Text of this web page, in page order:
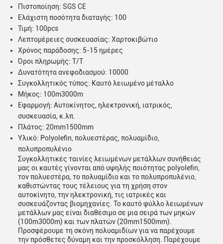
Πιστοποίηση: SGS CE
Ελάχιστη ποσότητα διαταγής: 100
Τιμή: 100pcs
Λεπτομέρειες συσκευασίας: Χαρτοκιβώτιο
Χρόνος παράδοσης: 5-15 ημέρες
Όροι πληρωμής: T/T
Δυνατότητα ανεφοδιασμού: 10000
Συγκολλητικός τύπος: Καυτό λειωμένο μέταλλο
Μήκος: 100m3000m
Εφαρμογή: Αυτοκίνητος, ηλεκτρονική, ιατρικός,
συσκευασία, κ.λπ.
Πλάτος: 20mm1500mm
Υλικό: Polyolefin, πολυεστέρας, πολυαμίδιο,
πολυπροπυλένιο
Συγκολλητικές ταινίες λειωμένων μετάλλων συνήθειάς
μας οι καυτές γίνονται από υψηλής ποιότητας polyolefin,
τον πολυεστέρα, το πολυαμίδιο και το πολυπροπυλένιο,
καθιστώντας τους τέλειους για τη χρήση στον
αυτοκίνητο, την ηλεκτρονική, τις ιατρικές και
συσκευάζοντας βιομηχανίες. Το καυτό φύλλο λειωμένων
μετάλλων μας είναι διαθέσιμο σε μια σειρά των μηκών
(100m3000m) και των πλατών (20mm1500mm).
Προσφέρουμε τη σκόνη πολυαμιδίων για να παρέχουμε
την πρόσθετες δύναμη και την προσκόλληση. Παρέχουμε